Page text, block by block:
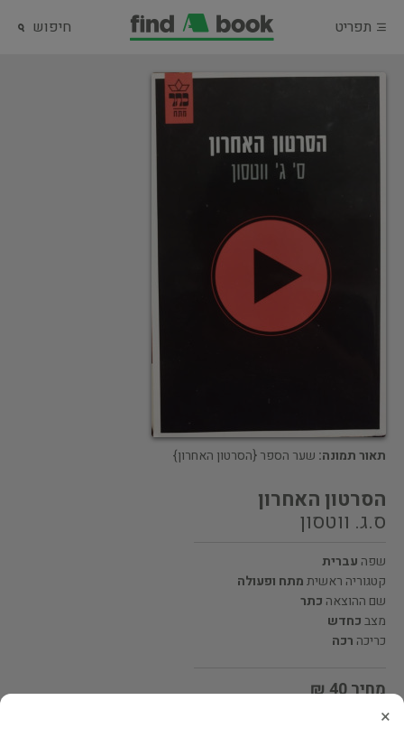
תפריט חיפוש
תאור תמונה: שער הספר {הסרטון האחרון}
הסרטון האחרון
ס.ג. ווטסון
שפה עברית
קטגוריה ראשיתמתח ופעולה
שם ההוצאה כתר
מצבכחדש
כריכה רכה
מחיר 40 ₪
×